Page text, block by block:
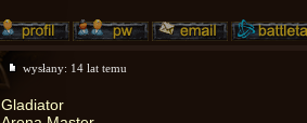
wysłany: 14 lat temu
Gladiator